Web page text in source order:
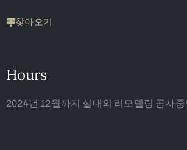
찾아오기
Hours
2024년 12월까지 실내외 리모델링 공사중